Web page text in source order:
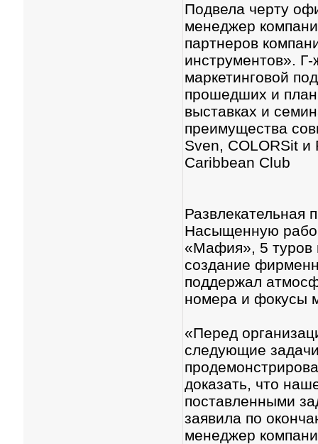
Подвела черту
менеджер
партнеров
инструментов».
маркетинговой
прошедших и
выставках и
преимущества
Sven, COLORSit и
Caribbean Club
Развлекательная
Насыщенную
«Мафия», 5 туров
создание
поддержал
номера и фокусы
«Перед
следующие
доказать, что
поставленными
заявила по
менеджер